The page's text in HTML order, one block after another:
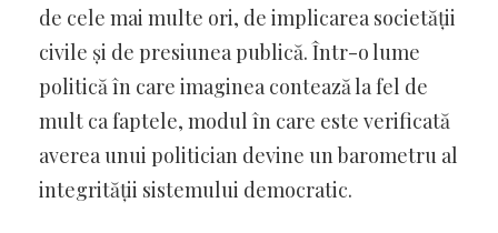
de cele mai multe ori, de implicarea societății
civile și de presiunea publică. Într-o lume
politică în care imaginea contează la fel de
mult ca faptele, modul în care este verificată
averea unui politician devine un barometru al
integrității sistemului democratic.